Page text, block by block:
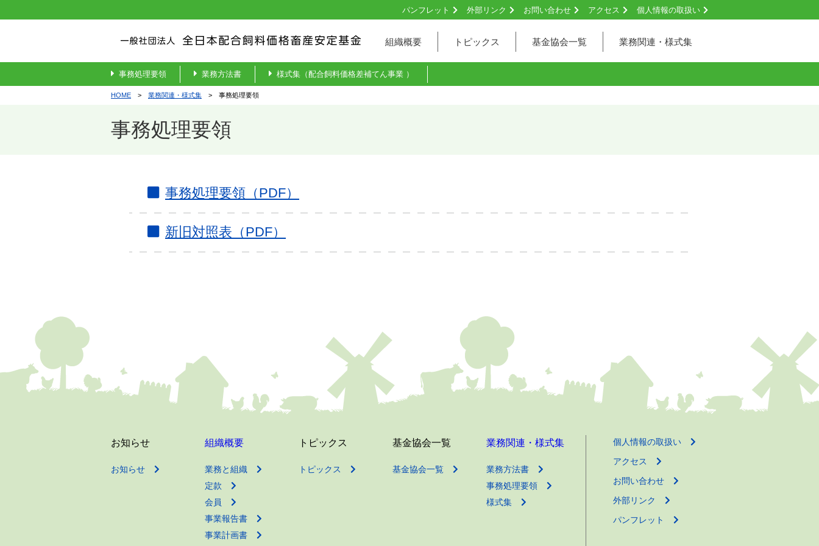
個人情報の取扱い
アクセス
お問い合わせ
外部リンク
パンフレット
組織概要 トピックス 基金協会一覧 業務関連・様式集
事務処理要領 業務方法書 様式集（配合飼料価格差補てん事業 ）
HOME > 業務関連・様式集 > 事務処理要領
事務処理要領
事務処理要領（PDF）
新旧対照表（PDF）
お知らせ
お知らせ
組織概要
業務と組織
定款
会員
事業報告書
事業計画書
トピックス
トピックス
基金協会一覧
基金協会一覧
業務関連・様式集
業務方法書
事務処理要領
様式集
個人情報の取扱い
アクセス
お問い合わせ
外部リンク
パンフレット